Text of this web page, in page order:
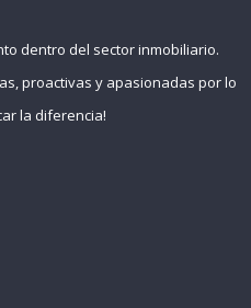
dentro del sector inmobiliario.
proactivas y apasionadas por lo
la diferencia!